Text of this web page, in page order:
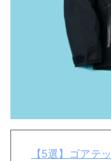
【5選】ゴアテ